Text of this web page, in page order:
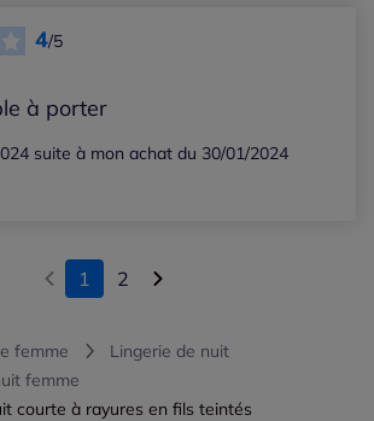
4/5
à porter
suite à mon achat du 30/01/2024
1 2
femme
Lingerie de nuit
femme
courte à rayures en fils teintés